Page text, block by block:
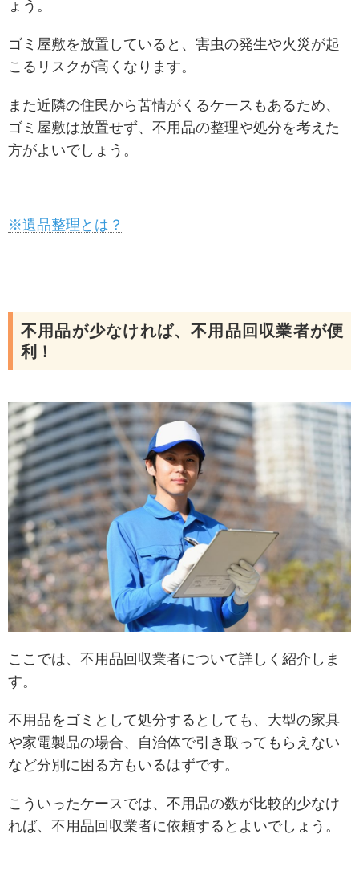
ょう。
ゴミ屋敷を放置していると、害虫の発生や火災が起
こるリスクが高くなります。
また近隣の住民から苦情がくるケースもあるため、
ゴミ屋敷は放置せず、不用品の整理や処分を考えた
方がよいでしょう。
※遺品整理とは？
不用品が少なければ、不用品回収業者が便
利！
ここでは、不用品回収業者について詳しく紹介しま
す。
不用品をゴミとして処分するとしても、大型の家具
や家電製品の場合、自治体で引き取ってもらえない
など分別に困る方もいるはずです。
こういったケースでは、不用品の数が比較的少なけ
れば、不用品回収業者に依頼するとよいでしょう。